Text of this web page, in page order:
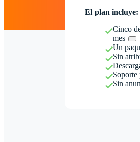
El plan incluye:
Cinco
mes
Un
Sin
Soporte
Sin